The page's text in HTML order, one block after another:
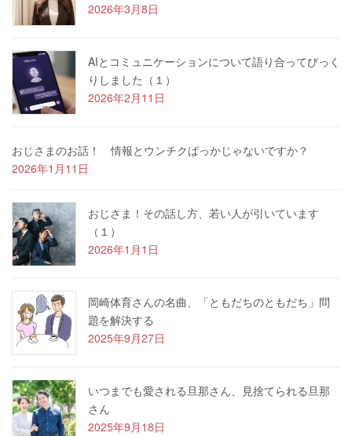
2026年3月8日
AIとコミュニケーションについて語り合ってびっく
りしました（１）
2026年2月11日
おじさまのお話！ 情報とウンチクばっかじゃないですか？
2026年1月11日
おじさま！その話し方、若い人が引いています
（１）
2026年1月1日
岡崎体育さんの名曲、「ともだちのともだち」問
題を解決する
2025年9月27日
いつまでも愛される旦那さん、見捨てられる旦那
さん
2025年9月18日